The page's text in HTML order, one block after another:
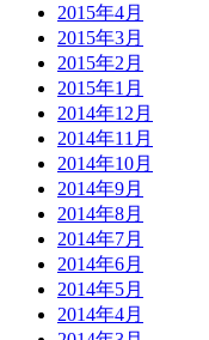
2015年4月
2015年3月
2015年2月
2015年1月
2014年12月
2014年11月
2014年10月
2014年9月
2014年8月
2014年7月
2014年6月
2014年5月
2014年4月